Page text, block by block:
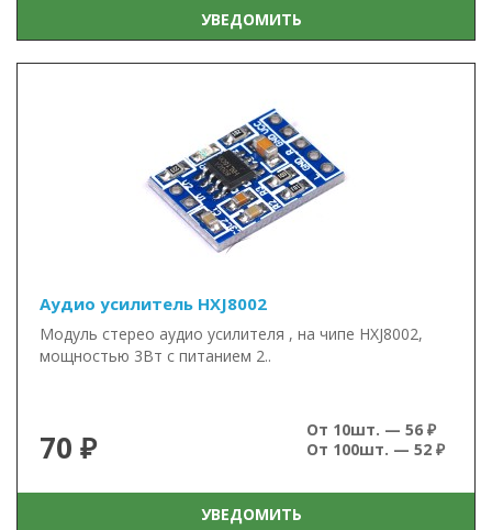
УВЕДОМИТЬ
Аудио усилитель HXJ8002
Модуль стерео аудио усилителя , на чипе HXJ8002,
мощностью 3Вт с питанием 2..
70 ₽
От 10шт. — 56 ₽
От 100шт. — 52 ₽
УВЕДОМИТЬ